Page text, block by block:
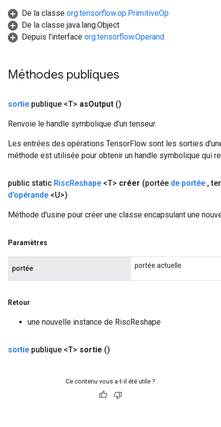
De la classe org.tensorflow.op.PrimitiveOp
De la classe java.lang.Object
Depuis l'interface org.tensorflow.Operand
Méthodes publiques
sortie publique <T> asOutput ()
Renvoie le handle symbolique d'un tenseur.
Les entrées des opérations TensorFlow sont les sorties
méthode est utilisée pour obtenir un handle symbolique qui
public static RiscReshape <T> créer (portée de portée ,
d'opérande <U>)
Méthode d'usine pour créer une classe encapsulant une
Paramètres
portée portée actuelle
Retour
une nouvelle instance de RiscReshape
sortie publique <T> sortie ()
Ce contenu vous a-t-il été utile ?